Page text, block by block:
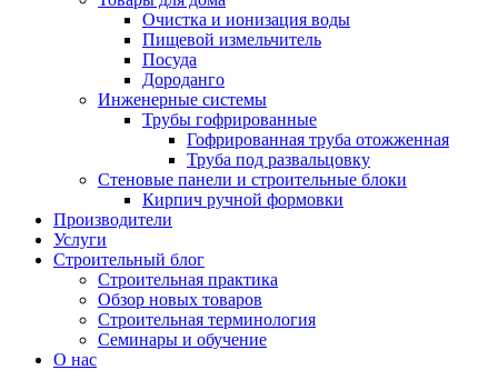
Очистка и ионизация воды
Пищевой измельчитель
Посуда
Дороданго
Инженерные системы
Трубы гофрированные
Гофрированная труба отожженная
Труба под развальцовку
Стеновые панели и строительные блоки
Кирпич ручной формовки
Производители
Услуги
Строительный блог
Строительная практика
Обзор новых товаров
Строительная терминология
Семинары и обучение
О нас